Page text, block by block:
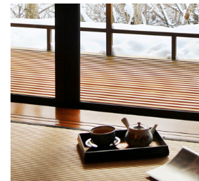
書房集
日記簿
餐桌週記
享樂隨手拍
照相簿
影音區